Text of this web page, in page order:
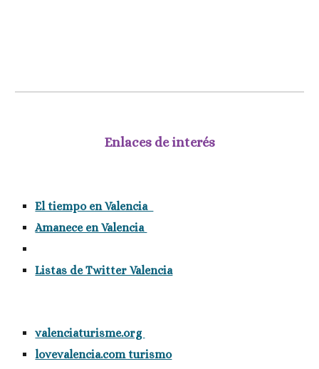
Enlaces de interés
El tiempo en Valencia
Amanece en Valencia
Listas de Twitter Valencia
valenciaturisme.org
lovevalencia.com turismo